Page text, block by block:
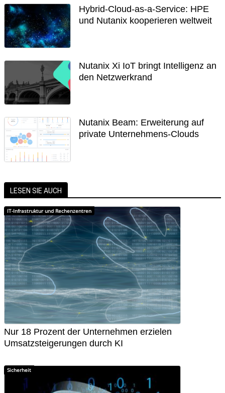
Hybrid-Cloud-as-a-Service: HPE
und Nutanix kooperieren weltweit
Nutanix Xi IoT bringt Intelligenz an
den Netzwerkrand
Nutanix Beam: Erweiterung auf
private Unternehmens-Clouds
LESEN SIE AUCH
IT-Infrastruktur und Rechenzentren
Nur 18 Prozent der Unternehmen erzielen
Umsatzsteigerungen durch KI
Sicherheit